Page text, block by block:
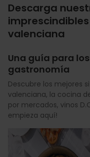
Descarga
valenciana
Una guía para
gastronomía
Descubre los mejores
valenciana, la cocina
por mercados, vinos
empieza aquí!